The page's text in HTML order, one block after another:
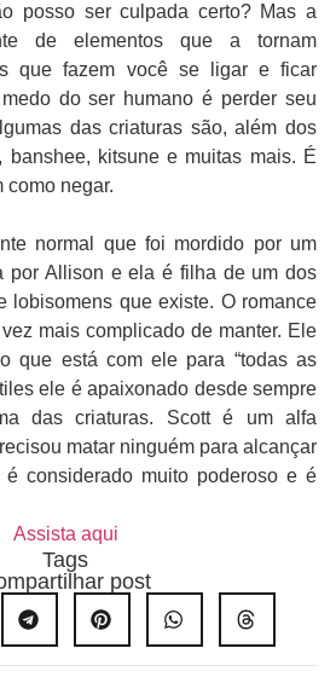
posso ser culpada certo? Mas a
de elementos que a tornam
que fazem você se ligar e ficar
do ser humano é perder seu
das criaturas são, além dos
banshee, kitsune e muitas mais. É
como negar.
normal que foi mordido por um
por Allison e ela é filha de um dos
lobisomens que existe. O romance
mais complicado de manter. Ele
que está com ele para “todas as
ele é apaixonado desde sempre
das criaturas. Scott é um alfa
matar ninguém para alcançar
considerado muito poderoso e é
Assista aqui
Tags
post